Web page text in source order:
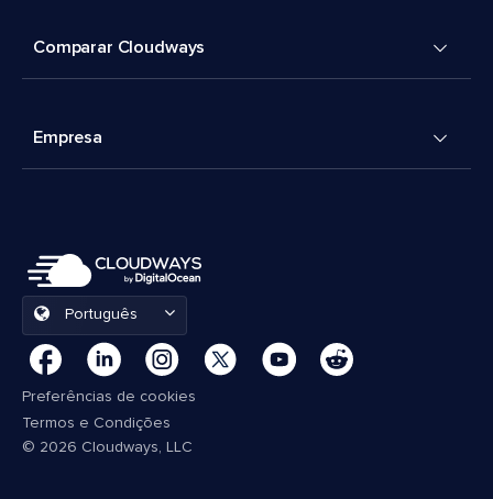
Comparar Cloudways
Empresa
Português
Preferências de cookies
Termos e Condições
© 2026 Cloudways, LLC